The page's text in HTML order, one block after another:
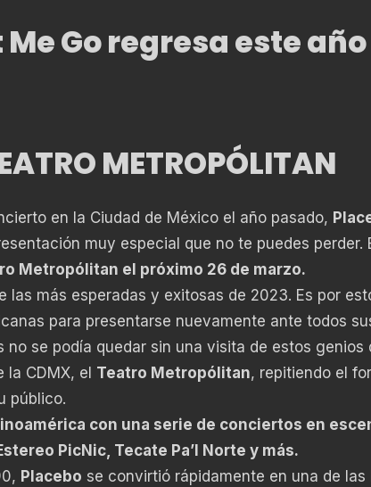
Go regresa este
METROPÓLITAN
en la Ciudad de México el año pasado,
muy especial que no te puedes perder.
Metropólitan el próximo 26 de marzo.
las más esperadas y exitosas de 2023. Es por
para presentarse nuevamente ante todos
se podía quedar sin una visita de estos genios
CDMX, el Teatro Metropólitan, repitiendo el
público.
con una serie de conciertos en
PicNic, Tecate Pa’l Norte y más.
Placebo se convirtió rápidamente en una de las